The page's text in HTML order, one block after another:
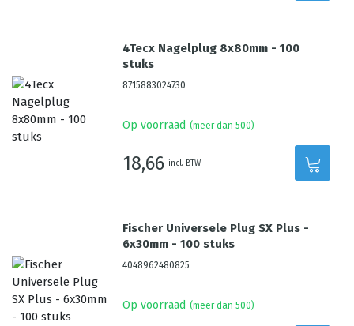
4Tecx Nagelplug 8x80mm - 100
stuks
8715883024730
Op voorraad (meer dan 500)
18,66 incl. BTW
Fischer Universele Plug SX Plus -
6x30mm - 100 stuks
4048962480825
Op voorraad (meer dan 500)